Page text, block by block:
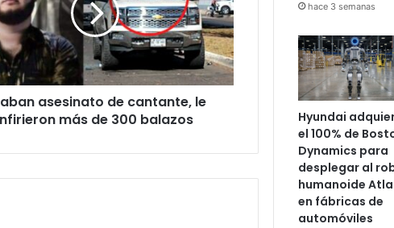
asesinato de cantante, le
más de 300 balazos
hace 3 semanas
Hyundai
el 100% de
Dynamics para
desplegar al
humanoide
en fábricas de
automóviles